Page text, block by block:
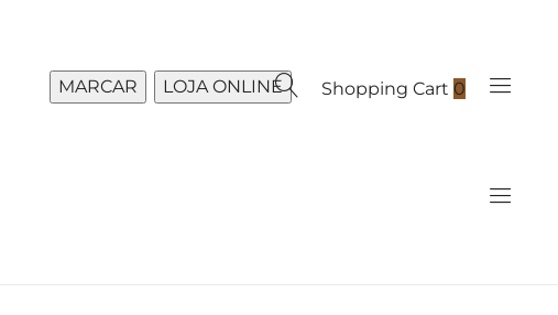
MARCAR LOJA ONLINE Shopping Cart 0